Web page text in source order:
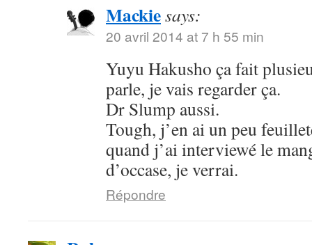
Mackiesays:
20 avril 2014 at 7 h 55 min
Yuyu Hakusho ça fait
parle, je vais regarder ça.
Dr Slump aussi.
Tough, j’en ai un peu
quand j’ai interviewé le
d’occase, je verrai.
Répondre